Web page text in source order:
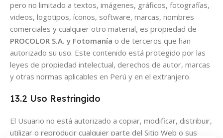
pero no limitado a textos, imágenes, gráficos, fotografías,
videos, logotipos, íconos, software, marcas, nombres
comerciales y cualquier otro material, es propiedad de
PROCOLOR S.A. y Fotomanía o de terceros que han
autorizado su uso. Este contenido está protegido por las
leyes de propiedad intelectual, derechos de autor, marcas
y otras normas aplicables en Perú y en el extranjero.
13.2 Uso Restringido
El Usuario no está autorizado a copiar, modificar, distribuir,
utilizar o reproducir cualquier parte del Sitio Web o sus